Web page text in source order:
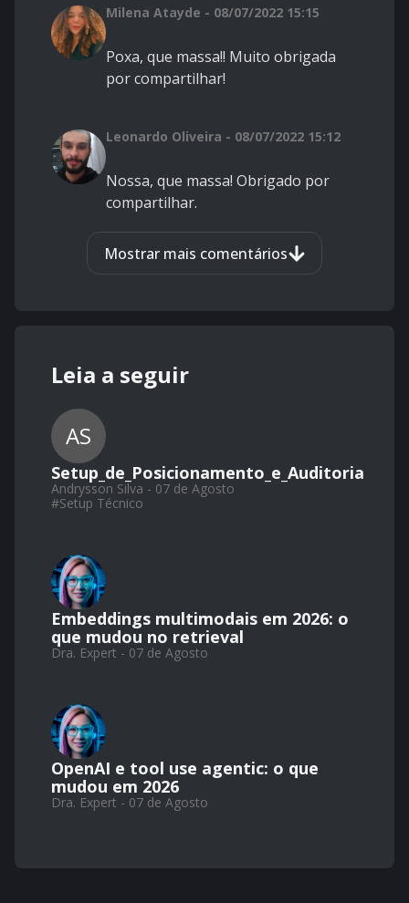
Milena Atayde - 08/07/2022 15:15
Poxa, que massa!! Muito obrigada
por compartilhar!
Leonardo Oliveira - 08/07/2022 15:12
Nossa, que massa! Obrigado por
compartilhar.
Mostrar mais comentários
Leia a seguir
AS
Setup_de_Posicionamento_e_Auditoria
Andrysson Silva - 07 de Agosto
#Setup Técnico
Embeddings multimodais em 2026: o
que mudou no retrieval
Dra. Expert - 07 de Agosto
OpenAI e tool use agentic: o que
mudou em 2026
Dra. Expert - 07 de Agosto